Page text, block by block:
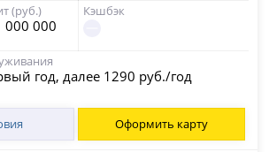
(руб.)
000 000
Кэшбэк
год, далее 1290 руб./год
Оформить карту